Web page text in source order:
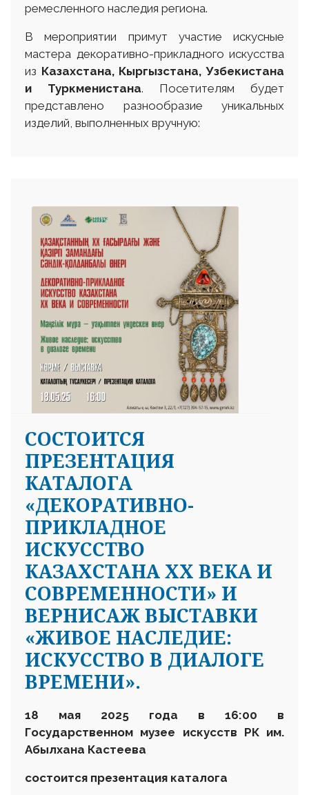
ремесленного наследия региона.
В мероприятии примут участие искусные
мастера декоративно-прикладного искусства
из Казахстана, Кыргызстана, Узбекистана
и Туркменистана. Посетителям будет
представлено разнообразие уникальных
изделий, выполненных вручную:
СОСТОИТСЯ
ПРЕЗЕНТАЦИЯ
КАТАЛОГА
«ДЕКОРАТИВНО-
ПРИКЛАДНОЕ
ИСКУССТВО
КАЗАХСТАНА ХХ ВЕКА И
СОВРЕМЕННОСТИ» И
ВЕРНИСАЖ ВЫСТАВКИ
«ЖИВОЕ НАСЛЕДИЕ:
ИСКУССТВО В ДИАЛОГЕ
ВРЕМЕНИ».
18 мая 2025 года в 16:00 в
Государственном музее искусств РК им.
Абылхана Кастеева
состоится презентация каталога